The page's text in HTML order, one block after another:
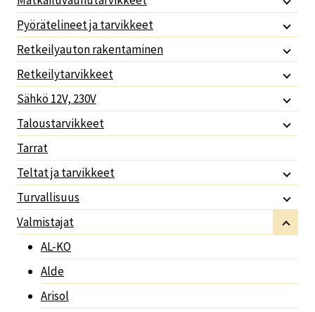
Pyörätelineet ja tarvikkeet
Retkeilyauton rakentaminen
Retkeilytarvikkeet
Sähkö 12V, 230V
Taloustarvikkeet
Tarrat
Teltat ja tarvikkeet
Turvallisuus
Valmistajat
AL-KO
Alde
Arisol